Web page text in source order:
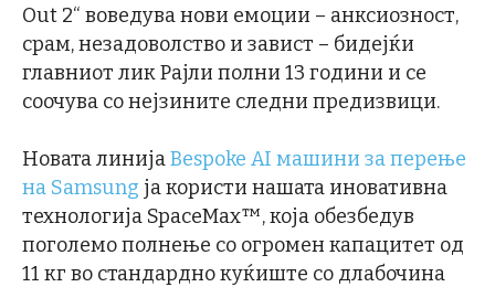
Out 2“ воведува нови емоции – анксиозност,
срам, незадоволство и завист – бидејќи
главниот лик Рајли полни 13 години и се
соочува со нејзините следни предизвици.
Новата линијаBespoke AI машини за перење
на Samsung ја користи нашата иновативна
технологија SpaceMax™, која обезбедув
поголемо полнење со огромен капацитет од
11 кг во стандардно куќиште со длабочина